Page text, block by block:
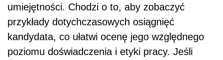
umiejętności. Chodzi o to, aby zobaczyć
przykłady dotychczasowych osiągnięć
kandydata, co ułatwi ocenę jego względnego
poziomu doświadczenia i etyki pracy. Jeśli